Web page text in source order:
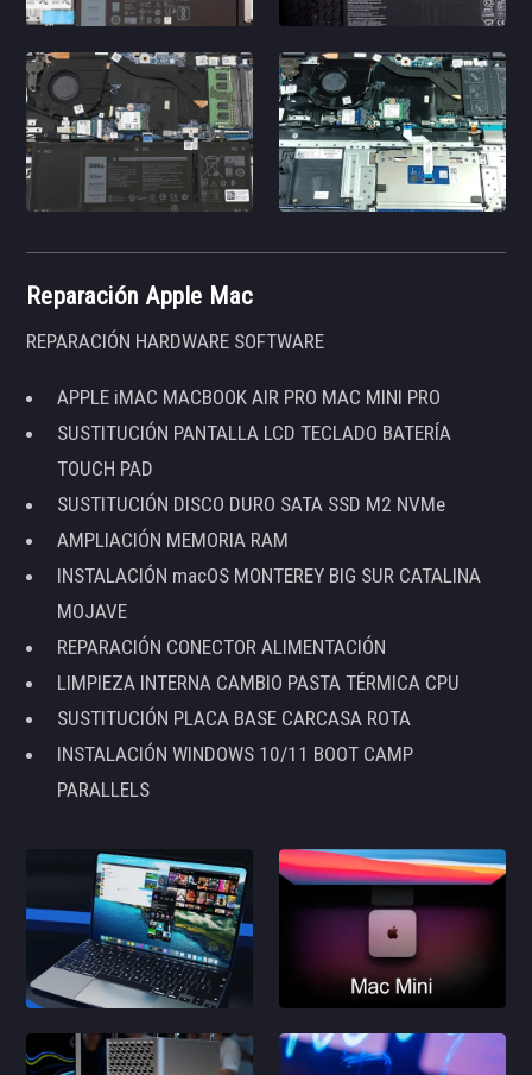
Reparación Apple Mac
REPARACIÓN HARDWARE SOFTWARE
APPLE iMAC MACBOOK AIR PRO MAC MINI PRO
SUSTITUCIÓN PANTALLA LCD TECLADO BATERÍA
TOUCH PAD
SUSTITUCIÓN DISCO DURO SATA SSD M2 NVMe
AMPLIACIÓN MEMORIA RAM
INSTALACIÓN macOS MONTEREY BIG SUR CATALINA
MOJAVE
REPARACIÓN CONECTOR ALIMENTACIÓN
LIMPIEZA INTERNA CAMBIO PASTA TÉRMICA CPU
SUSTITUCIÓN PLACA BASE CARCASA ROTA
INSTALACIÓN WINDOWS 10/11 BOOT CAMP
PARALLELS